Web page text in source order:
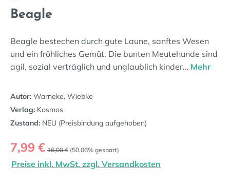
Beagle
Beagle bestechen durch gute Laune, sanftes Wesen
und ein fröhliches Gemüt. Die bunten Meutehunde sind
agil, sozial verträglich und unglaublich kinder… Mehr
Autor: Warneke, Wiebke
Verlag: Kosmos
Zustand: NEU (Preisbindung aufgehoben)
Verkaufspreis:
7,99 € Regulärer Preis:
16,00 € (50.06% gespart)
Preise inkl. MwSt. zzgl. Versandkosten